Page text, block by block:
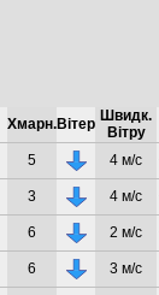
Хмарн.Вітер Швидк.
Вітру
5 4 м/с
3 4 м/с
6 2 м/с
6 3 м/с